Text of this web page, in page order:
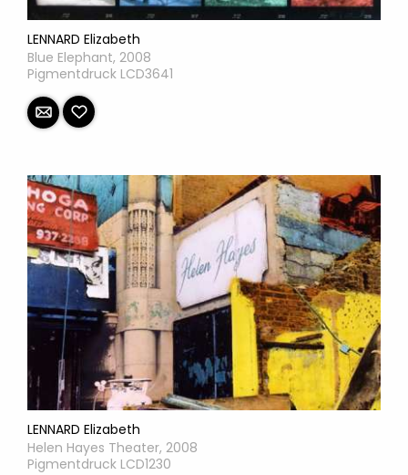
LENNARD Elizabeth
Blue Elephant, 2008
Pigmentdruck LCD3641
LENNARD Elizabeth
Helen Hayes Theater, 2008
Pigmentdruck LCD1230